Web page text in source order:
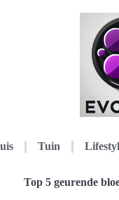
Tuin
Top 5 geurende